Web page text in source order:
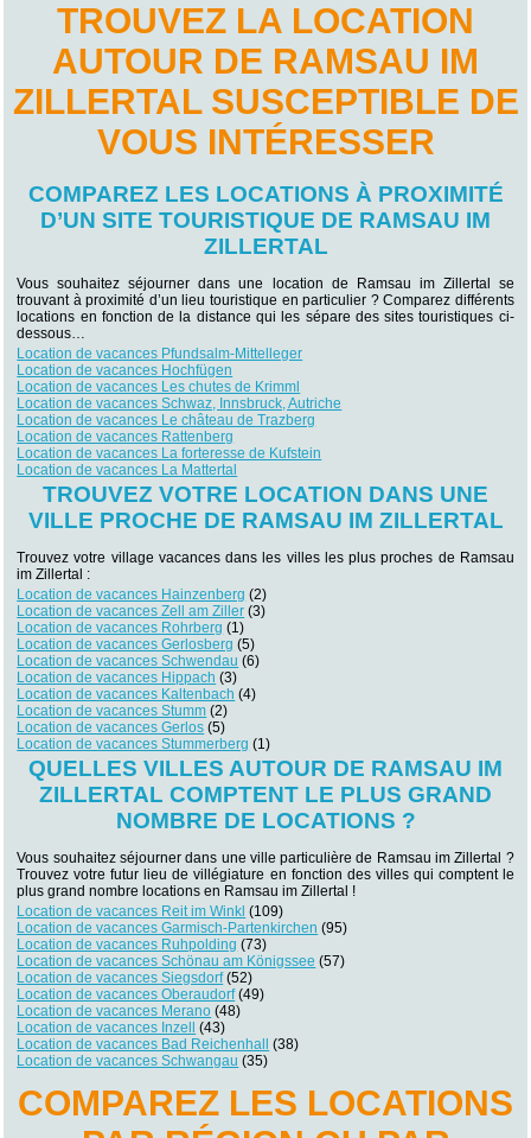
TROUVEZ LA LOCATION
AUTOUR DE RAMSAU IM
ZILLERTAL SUSCEPTIBLE DE
VOUS INTÉRESSER
COMPAREZ LES LOCATIONS À PROXIMITÉ
D’UN SITE TOURISTIQUE DE RAMSAU IM
ZILLERTAL
Vous souhaitez séjourner dans une location de Ramsau im Zillertal se
trouvant à proximité d’un lieu touristique en particulier ? Comparez différents
locations en fonction de la distance qui les sépare des sites touristiques ci-
dessous…
Location de vacances Pfundsalm-Mittelleger
Location de vacances Hochfügen
Location de vacances Les chutes de Krimml
Location de vacances Schwaz, Innsbruck, Autriche
Location de vacances Le château de Trazberg
Location de vacances Rattenberg
Location de vacances La forteresse de Kufstein
Location de vacances La Mattertal
TROUVEZ VOTRE LOCATION DANS UNE
VILLE PROCHE DE RAMSAU IM ZILLERTAL
Trouvez votre village vacances dans les villes les plus proches de Ramsau
im Zillertal :
Location de vacances Hainzenberg (2)
Location de vacances Zell am Ziller (3)
Location de vacances Rohrberg (1)
Location de vacances Gerlosberg (5)
Location de vacances Schwendau (6)
Location de vacances Hippach (3)
Location de vacances Kaltenbach (4)
Location de vacances Stumm (2)
Location de vacances Gerlos (5)
Location de vacances Stummerberg (1)
QUELLES VILLES AUTOUR DE RAMSAU IM
ZILLERTAL COMPTENT LE PLUS GRAND
NOMBRE DE LOCATIONS ?
Vous souhaitez séjourner dans une ville particulière de Ramsau im Zillertal ?
Trouvez votre futur lieu de villégiature en fonction des villes qui comptent le
plus grand nombre locations en Ramsau im Zillertal !
Location de vacances Reit im Winkl (109)
Location de vacances Garmisch-Partenkirchen (95)
Location de vacances Ruhpolding (73)
Location de vacances Schönau am Königssee (57)
Location de vacances Siegsdorf(52)
Location de vacances Oberaudorf(49)
Location de vacances Merano (48)
Location de vacances Inzell
(43)
Location de vacances Bad Reichenhall
(38)
Location de vacances Schwangau (35)
COMPAREZ LES LOCATIONS